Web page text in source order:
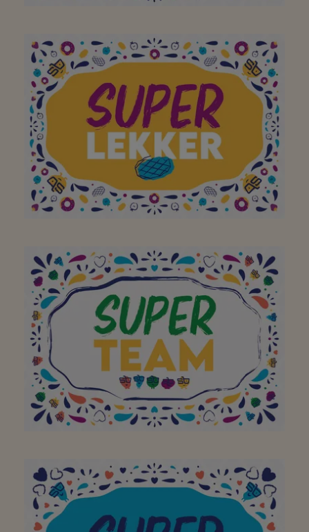
À mon supermarché de
quartier préféré pour
avoir égayé ma visite
dans votre magasin
avec un large sourire !
Merci!
Tout est parfait
À toute l'équipe pour
avoir fait de votre
supermarché de quartier